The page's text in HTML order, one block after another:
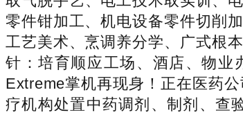
零件钳加工、机电设备零件切削
工艺美术、烹调养分学、广式根
针：培育顺应工场、酒店、物业
Extreme掌机再现身！正在医药
疗机构处置中药调剂、制剂、查